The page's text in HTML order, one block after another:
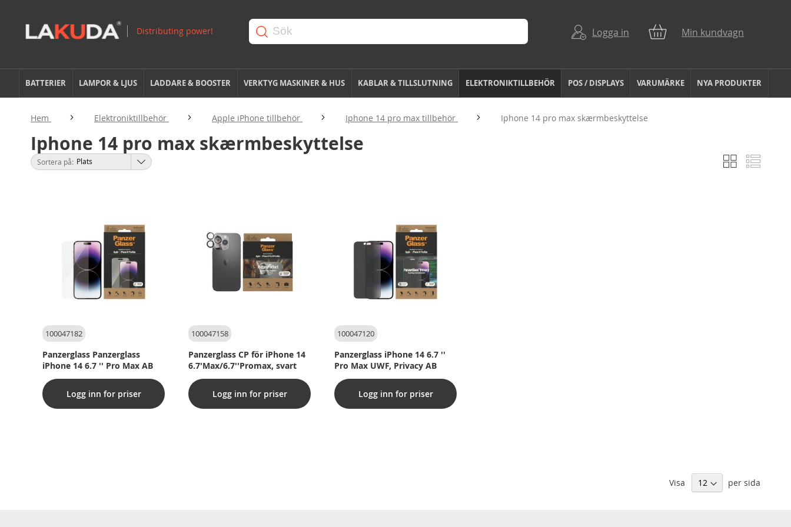
Logga in Min kundvagn
BATTERIER LAMPOR & LJUS LADDARE & BOOSTER VERKTYG MASKINER & HUS KABLAR & TILLSLUTNING ELEKTRONIKTILLBEHÖR POS / DISPLAYS VARUMÄRKE NYA PRODUKTER
Hem Elektroniktillbehör Apple iPhone tillbehör Iphone 14 pro max tillbehör Iphone 14 pro max skærmbeskyttelse
Iphone 14 pro max skærmbeskyttelse
Visa
som
RutnätListvy
Sortera på
100047182
Panzerglass Panzerglass
iPhone 14 6.7 '' Pro Max AB
Logg inn for priser
100047158
Panzerglass CP för iPhone 14
6.7'Max/6.7''Promax, svart
Logg inn for priser
100047120
Panzerglass iPhone 14 6.7 ''
Pro Max UWF, Privacy AB
Logg inn for priser
Visa per sida